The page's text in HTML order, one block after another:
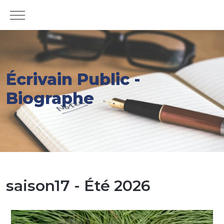
Mobile Menu Toggle
Écrivain Public -
Biographe
saison17 - Été 2026